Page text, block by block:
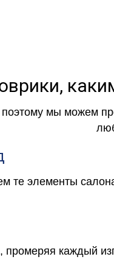
мы можем
те элементы
каждый